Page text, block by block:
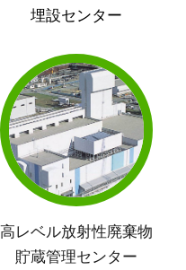
埋設センター
高レベル放射性廃棄物
貯蔵管理センター